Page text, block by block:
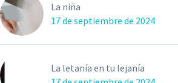
La niña
17 de septiembre de 2024
La letanía en tu lejanía